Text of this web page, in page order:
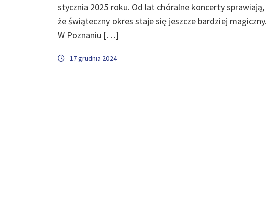
stycznia 2025 roku. Od lat chóralne koncerty sprawiają,
że świąteczny okres staje się jeszcze bardziej magiczny.
W Poznaniu […]
17 grudnia 2024